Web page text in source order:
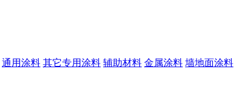
通用涂料 其它专用涂料 辅助材料 金属涂料 墙地面涂料